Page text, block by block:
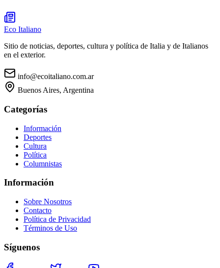
Eco Italiano
Sitio de noticias, deportes, cultura y política de Italia y de Italianos
en el exterior.
info@ecoitaliano.com.ar
Buenos Aires, Argentina
Categorías
Información
Deportes
Cultura
Política
Columnistas
Información
Sobre Nosotros
Contacto
Política de Privacidad
Términos de Uso
Síguenos